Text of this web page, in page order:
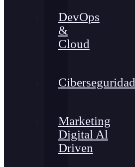
DevOps
&
Cloud
Ciberseguridad
Marketing
Digital Al
Driven